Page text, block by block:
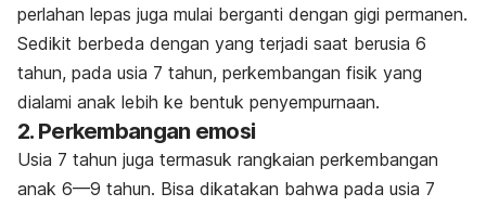
perlahan lepas juga mulai berganti dengan gigi permanen.
Sedikit berbeda dengan yang terjadi saat berusia 6
tahun, pada usia 7 tahun, perkembangan fisik yang
dialami anak lebih ke bentuk penyempurnaan.
2. Perkembangan emosi
Usia 7 tahun juga termasuk rangkaian perkembangan
anak 6—9 tahun. Bisa dikatakan bahwa pada usia 7